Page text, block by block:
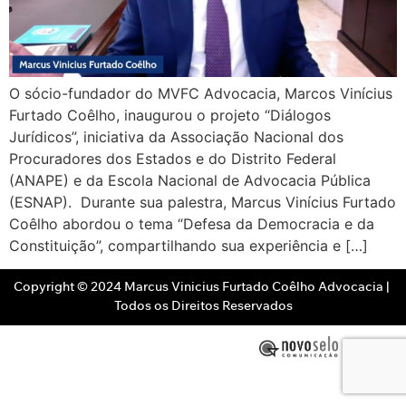
O sócio-fundador do MVFC Advocacia, Marcos Vinícius
Furtado Coêlho, inaugurou o projeto “Diálogos
Jurídicos”, iniciativa da Associação Nacional dos
Procuradores dos Estados e do Distrito Federal
(ANAPE) e da Escola Nacional de Advocacia Pública
(ESNAP). Durante sua palestra, Marcus Vinícius Furtado
Coêlho abordou o tema “Defesa da Democracia e da
Constituição”, compartilhando sua experiência e […]
Copyright © 2024 Marcus Vinicius Furtado Coêlho Advocacia |
Todos os Direitos Reservados